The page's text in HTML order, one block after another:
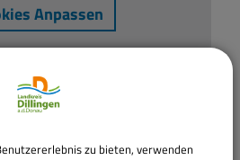
Anpassen
zu bieten, verwenden